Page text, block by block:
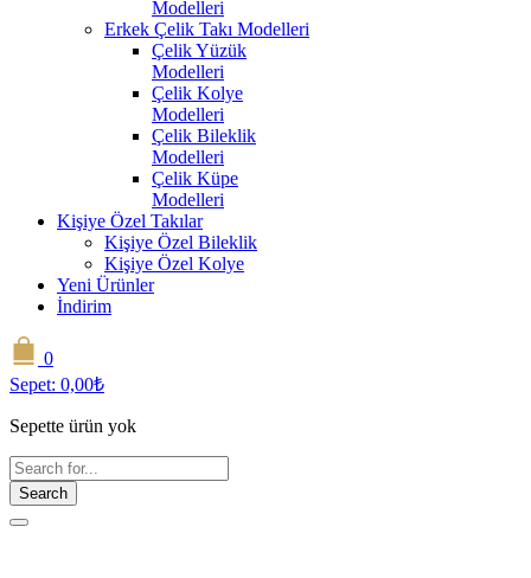
Modelleri
Erkek Çelik Takı Modelleri
Çelik Yüzük
Modelleri
Çelik Kolye
Modelleri
Çelik Bileklik
Modelleri
Çelik Küpe
Modelleri
Kişiye Özel Takılar
Kişiye Özel Bileklik
Kişiye Özel Kolye
Yeni Ürünler
İndirim
0
Sepet: 0,00₺
Sepette ürün yok
Search